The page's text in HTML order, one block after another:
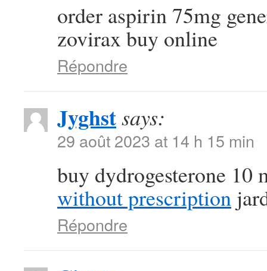
order aspirin 75mg
zovirax buy online
Répondre
Jyghstsays:
29 août 2023 at 14 h 15 min
buy dydrogesterone 10
without prescription
Répondre